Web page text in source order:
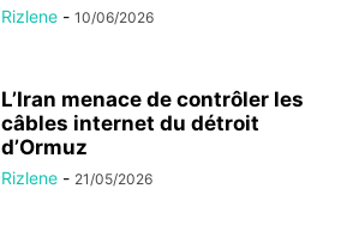
Rizlene - 10/06/2026
L’Iran menace de contrôler les
câbles internet du détroit
d’Ormuz
Rizlene - 21/05/2026